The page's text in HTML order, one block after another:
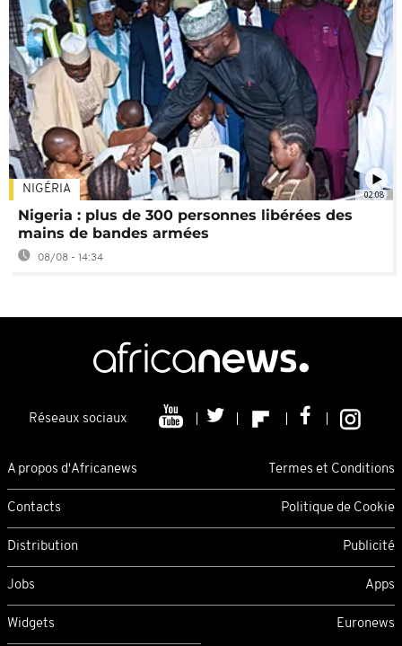
02:08
NIGÉRIA
Nigeria : plus de 300 personnes libérées des
mains de bandes armées
08/08 - 14:34
Réseaux sociaux
A propos d'Africanews Termes et Conditions
Contacts Politique de Cookie
Distribution Publicité
Jobs Apps
Widgets Euronews